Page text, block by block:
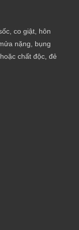
co giật, hôn
nặng, bụng
chất độc, đẻ